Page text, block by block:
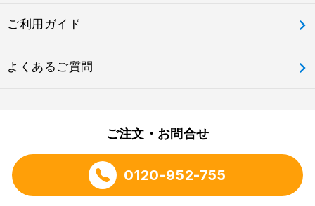
ご利用ガイド
よくあるご質問
ご注文・お問合せ
0120-952-755